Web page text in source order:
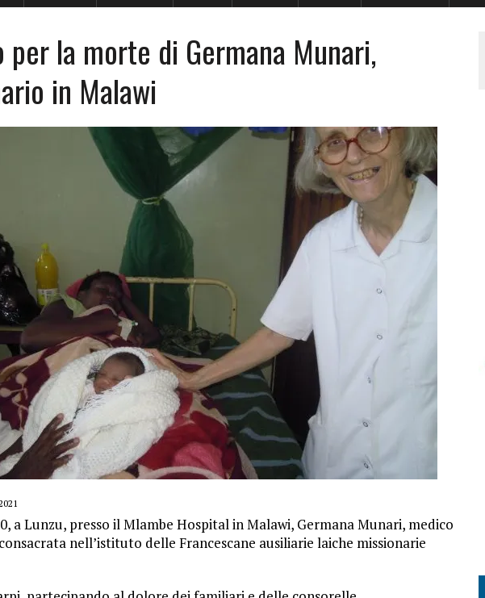
la morte di Germana Munari,
in Malawi
a Lunzu, presso il Mlambe Hospital in Malawi, Germana Munari, medico
nell’istituto delle Francescane ausiliarie laiche missionarie